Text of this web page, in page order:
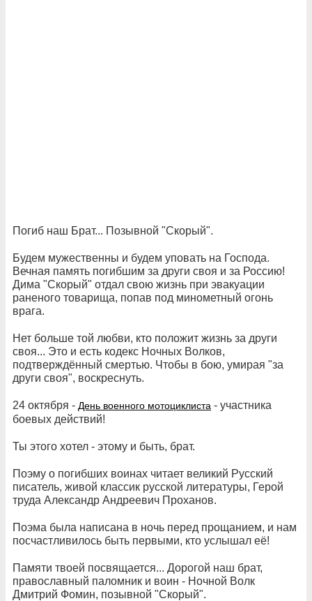
Погиб наш Брат... Позывной "Скорый".
Будем мужественны и будем уповать на Господа.
Вечная память погибшим за други своя и за Россию!
Дима "Скорый" отдал свою жизнь при эвакуации
раненого товарища, попав под минометный огонь
врага.
Нет больше той любви, кто положит жизнь за други
своя... Это и есть кодекс Ночных Волков,
подтверждённый смертью. Чтобы в бою, умирая "за
други своя", воскреснуть.
24 октября - День военного мотоциклиста - участника
боевых действий!
Ты этого хотел - этому и быть, брат.
Поэму о погибших воинах читает великий Русский
писатель, живой классик русской литературы, Герой
труда Александр Андреевич Проханов.
Поэма была написана в ночь перед прощанием, и нам
посчастливилось быть первыми, кто услышал её!
Памяти твоей посвящается... Дорогой наш брат,
православный паломник и воин - Ночной Волк
Дмитрий Фомин, позывной "Скорый".